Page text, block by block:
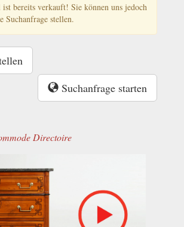
bereits verkauft! Sie können uns jedoch
Suchanfrage stellen.
Suchanfrage starten
Directoire